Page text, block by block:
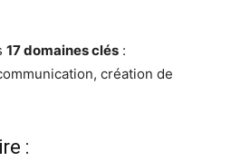
17 domaines clés :
création de
: